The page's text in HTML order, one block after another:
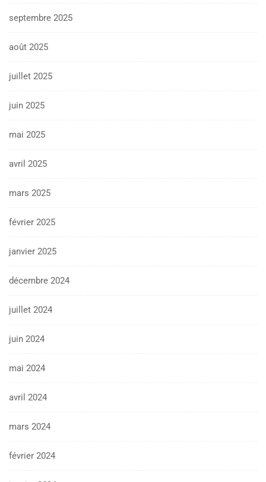
septembre 2025
août 2025
juillet 2025
juin 2025
mai 2025
avril 2025
mars 2025
février 2025
janvier 2025
décembre 2024
juillet 2024
juin 2024
mai 2024
avril 2024
mars 2024
février 2024